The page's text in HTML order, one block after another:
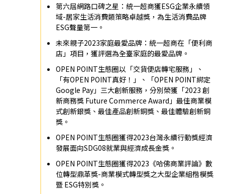
第六屆網路口碑之星：統一超商獲ESG企業永續領
域-居家生活消費類策略卓越獎，為生活消費品牌
ESG聲量第一。
未來親子2023家庭最愛品牌：統一超商在「便利商
店」項目，獲評選為全臺家庭的最愛品牌。
OPEN POINT生態圈以「交貨便店轉宅服務」、
「有OPEN POINT真好！」、「OPEN POINT綁定
Google Pay」三大創新服務，分別榮獲「2023 創
新商務獎 Future Commerce Award」最佳商業模
式創新銀獎、最佳產品創新銅獎、最佳體驗創新銅
獎。
OPEN POINT生態圈獲得2023台灣永續行動獎經濟
發展面向SDG08就業與經濟成長金獎。
OPEN POINT生態圈獲得2023《哈佛商業評論》數
位轉型鼎革獎-商業模式轉型獎之大型企業組楷模獎
暨 ESG特別獎。